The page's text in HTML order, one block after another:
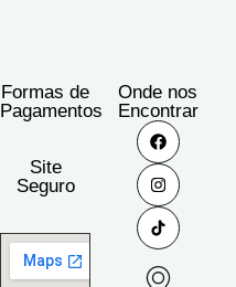
Formas de
Pagamentos
Site
Seguro
Onde nos
Encontrar